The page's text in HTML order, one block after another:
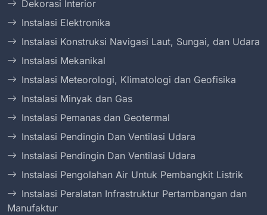
Dekorasi Interior
Instalasi Elektronika
Instalasi Konstruksi Navigasi Laut, Sungai, dan Udara
Instalasi Mekanikal
Instalasi Meteorologi, Klimatologi dan Geofisika
Instalasi Minyak dan Gas
Instalasi Pemanas dan Geotermal
Instalasi Pendingin Dan Ventilasi Udara
Instalasi Pendingin Dan Ventilasi Udara
Instalasi Pengolahan Air Untuk Pembangkit Listrik
Instalasi Peralatan Infrastruktur Pertambangan dan
Manufaktur